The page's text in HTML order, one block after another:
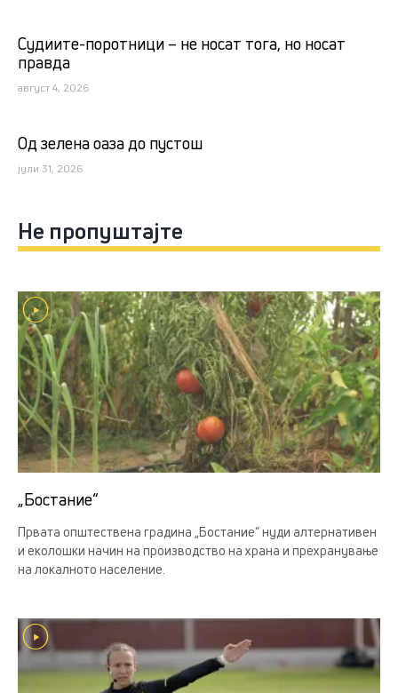
Судиите-поротници – не носат тога, но носат
правда
август 4, 2026
Од зелена оаза до пустош
јули 31, 2026
Не пропуштајте
„Бостание“
Првата општествена градина „Бостание“ нуди алтернативен
и еколошки начин на производство на храна и прехранување
на локалното население.